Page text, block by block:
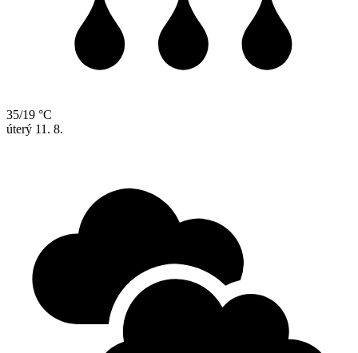
35/19 °C
úterý 11. 8.